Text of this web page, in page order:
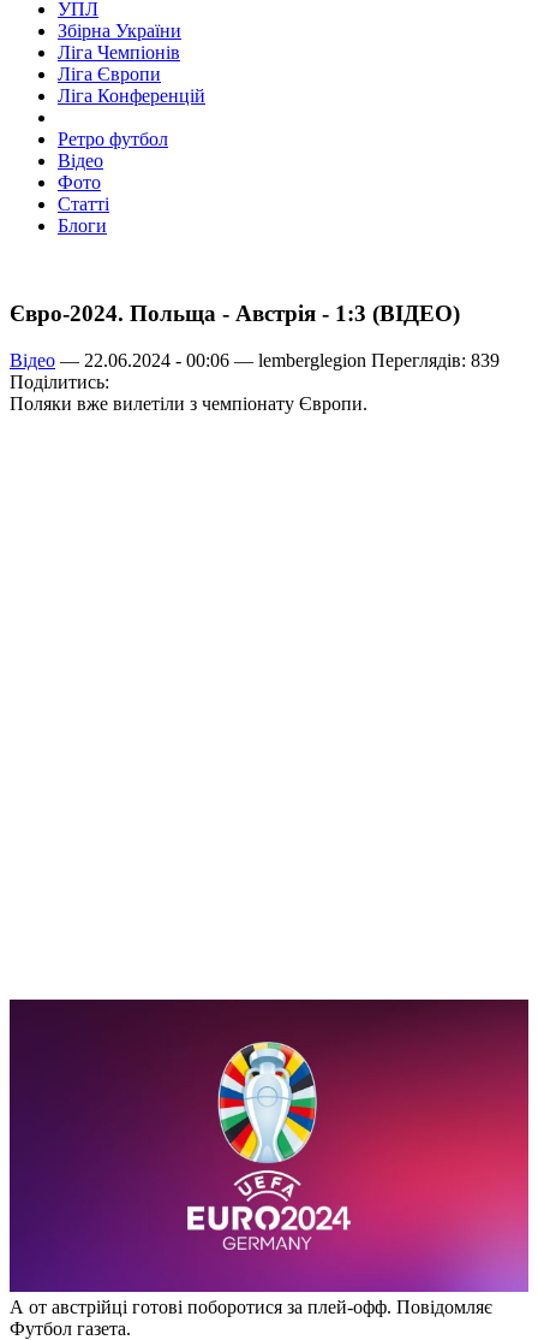
УПЛ
Збірна України
Ліга Чемпіонів
Ліга Європи
Ліга Конференцій
Ретро футбол
Відео
Фото
Статті
Блоги
Євро-2024. Польща - Австрія - 1:3 (ВІДЕО)
Відео — 22.06.2024 - 00:06 — lemberglegion Переглядів: 839
Поділитись:
Поляки вже вилетіли з чемпіонату Європи.
А от австрійці готові поборотися за плей-офф. Повідомляє
Футбол газета.